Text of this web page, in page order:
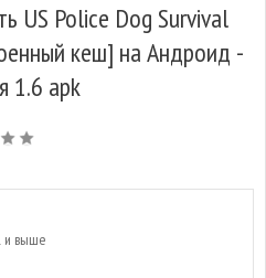
US Police Dog Survival
кеш] на Андроид -
1.6 apk
и выше